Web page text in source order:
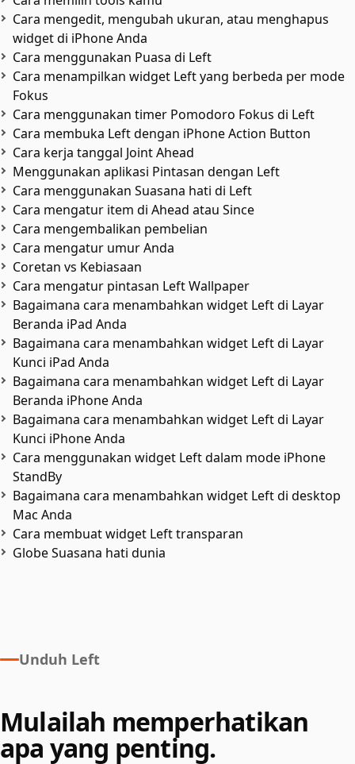
Cara mengedit, mengubah ukuran, atau menghapus
widget di iPhone Anda
Cara menggunakan Puasa di Left
Cara menampilkan widget Left yang berbeda per mode
Fokus
Cara menggunakan timer Pomodoro Fokus di Left
Cara membuka Left dengan iPhone Action Button
Cara kerja tanggal Joint Ahead
Menggunakan aplikasi Pintasan dengan Left
Cara menggunakan Suasana hati di Left
Cara mengatur item di Ahead atau Since
Cara mengembalikan pembelian
Cara mengatur umur Anda
Coretan vs Kebiasaan
Cara mengatur pintasan Left Wallpaper
Bagaimana cara menambahkan widget Left di Layar
Beranda iPad Anda
Bagaimana cara menambahkan widget Left di Layar
Kunci iPad Anda
Bagaimana cara menambahkan widget Left di Layar
Beranda iPhone Anda
Bagaimana cara menambahkan widget Left di Layar
Kunci iPhone Anda
Cara menggunakan widget Left dalam mode iPhone
StandBy
Bagaimana cara menambahkan widget Left di desktop
Mac Anda
Cara membuat widget Left transparan
Globe Suasana hati dunia
Unduh Left
Mulailah memperhatikan
apa yang penting.